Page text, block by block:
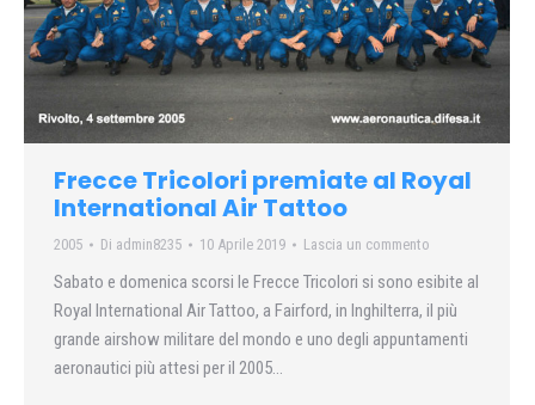
Frecce Tricolori premiate al Royal
International Air Tattoo
2005 Di admin8235 10 Aprile 2019 Lascia un commento
Sabato e domenica scorsi le Frecce Tricolori si sono esibite al
Royal International Air Tattoo, a Fairford, in Inghilterra, il più
grande airshow militare del mondo e uno degli appuntamenti
aeronautici più attesi per il 2005…